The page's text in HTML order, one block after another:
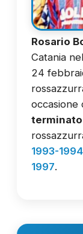
Rosario
Catania
24
occasione
terminato
1993-1994
1997.